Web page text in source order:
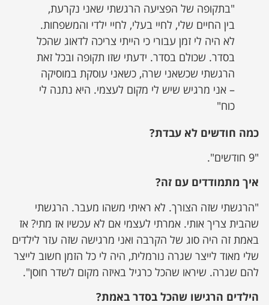
"בתקופה של הפציעה הרגשתי שאני נקרעת,
בין החיים שלי, לחיי בעלי, לחיי ילדי והמשפחות.
לא היה לי זמן עבורי כי הייתי צריכה לדאוג שהכל
בסדר. שכולם בסדר. ידעתי שזו תקופה ובכל זאת
הרגשתי שכשאני שרה, כשאני עוסקת במוסיקה
– אני מרגיש שיש לי מקום לעצמי. היא נתנה לי
כוח"
כמה חודשים לא עבדת?
"9 חודשים".
איך מתמודדים עם זה?
"הרגשתי שזה הצורך. לא ראיתי משהו מעבר. הרגשתי
שהבית צריך אותי. אמרתי לעצמי אם לא עכשיו אז מתי? אז
באמת זה היה סוג של הקרבה ואני מרגישה שזה עזר לילדים
שלי מאוד לייצר שגרה נורמלית, היה לי כל הזמן חשוב לייצר
להם שגרה. שיראו שהכל כרגיל באיזה מקום לשדר חוסן".
הילדים הרגישו שהכל בסדר באמת?